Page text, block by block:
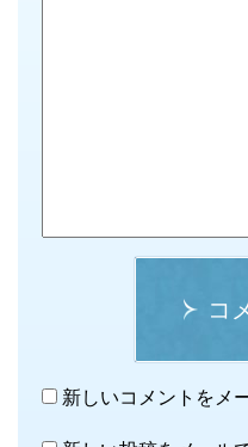
コ
新しいコメントをメ